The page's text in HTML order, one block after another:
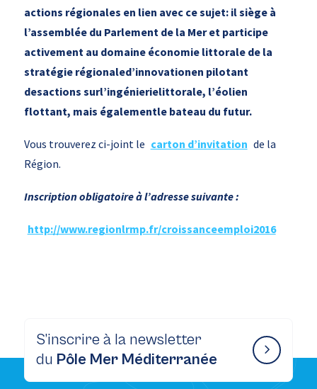
actions régionales en lien avec ce sujet: il siège à
l’assemblée du Parlement de la Mer et participe
activement au domaine économie littorale de la
stratégie régionaled’innovationen pilotant
desactions surl’ingénierielittorale, l’éolien
flottant, mais égalementle bateau du futur.
Vous trouverez ci-joint le carton d’invitation de la
Région.
Inscription obligatoire à l’adresse suivante :
http://www.regionlrmp.fr/croissanceemploi2016
S’inscrire à la newsletter
du Pôle Mer Méditerranée